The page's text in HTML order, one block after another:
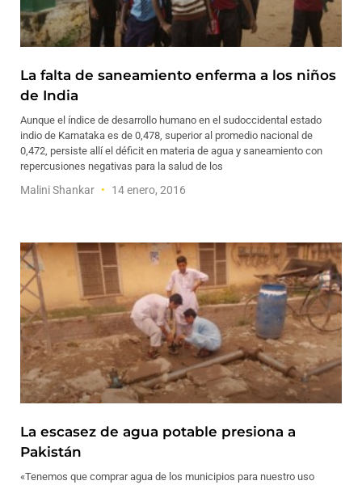
La falta de saneamiento enferma a los niños
de India
Aunque el índice de desarrollo humano en el sudoccidental estado
indio de Karnataka es de 0,478, superior al promedio nacional de
0,472, persiste allí el déficit en materia de agua y saneamiento con
repercusiones negativas para la salud de los
Malini Shankar 14 enero, 2016
La escasez de agua potable presiona a
Pakistán
«Tenemos que comprar agua de los municipios para nuestro uso